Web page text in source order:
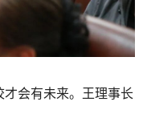
会有未来。王理事长